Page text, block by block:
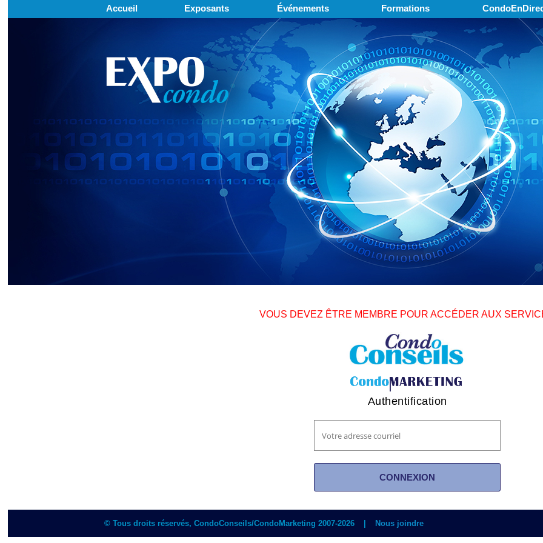
Accueil Exposants Événements Formations
VOUS DEVEZ ÊTRE MEMBRE POUR ACCÉDER AUX
Authentification
© Tous droits réservés, CondoConseils/CondoMarketing 2007-2026 Nous joindre